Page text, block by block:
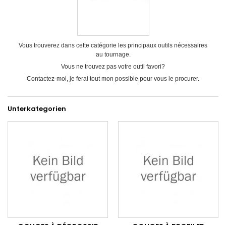
Vous trouverez dans cette catégorie les principaux outils nécessaires
au tournage.
Vous ne trouvez pas votre outil favori?
Contactez-moi, je ferai tout mon possible pour vous le procurer.
Unterkategorien